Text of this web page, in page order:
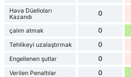
Hava Düelloları
Kazandı
0
çalım atmak 0
Tehlikeyi uzalaştırmak 0
Engellenen şutlar 0
Verilen Penaltılar 0